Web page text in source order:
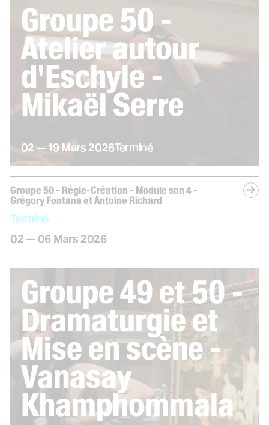
Groupe 50 -
Atelier autour
d'Eschyle -
Mikaël Serre
du
02 —au
19 mars
Mars 2026Terminé
Groupe 50 - Régie-Création - Module son 4 -
Grégory Fontana et Antoine Richard
Terminé
du
02 — au
06 mars
Mars 2026
Groupe 49 et 50 -
Dramaturgie et
Mise en scène -
Vanasay
Khamphommala